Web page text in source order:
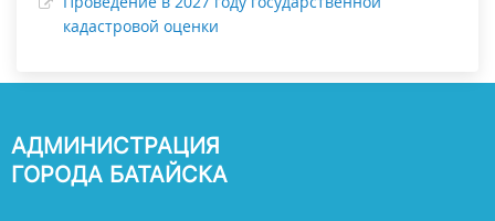
кадастровой оценки
АДМИНИСТРАЦИЯ
ГОРОДА БАТАЙСКА